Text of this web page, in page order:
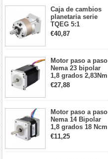
Robot CNC DIY
Caja de cambios
planetaria serie
TQEG 5:1
contragolpe 15
arcmin para motor
€40,87
Motor paso a paso
Nema 23 bipolar
1,8 grados 2,83Nm
4A 2,26 V
57x57x84mm 8
€27,88
Motor paso a paso
Nema 14 Bipolar
1,8 grados 18 Ncm
0,8 A 5,74 V 35 x
35 x 34 mm 4
€11,25